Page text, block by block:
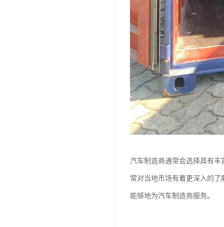
汽车制造商通常会选择具有
常对当地市场有着更深入的
能够地为汽车制造商服务。